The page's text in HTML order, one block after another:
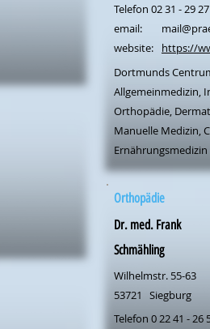
Telefon 02 31 - 29
email:
website:
https://
Dortmunds
Allgemeinmedizin,
Orthopädie,
Manuelle Medizin,
Ernährungsmedizin
Orthopädie
Dr. med. Frank
Schmähling
Wilhelmstr. 55-63
53721
Siegburg
Telefon 0 22 41 - 26